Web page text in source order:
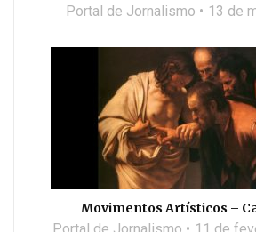
Portal de Jornalismo 13 de
Movimentos Artísticos –